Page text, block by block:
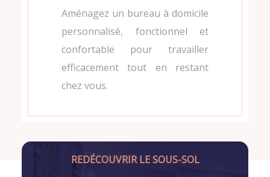
Aménagez un bureau à domicile
personnalisé, fonctionnel et
confortable pour travailler
efficacement tout en restant
chez vous.
REDÉCOUVRIR LE SOUS-SOL